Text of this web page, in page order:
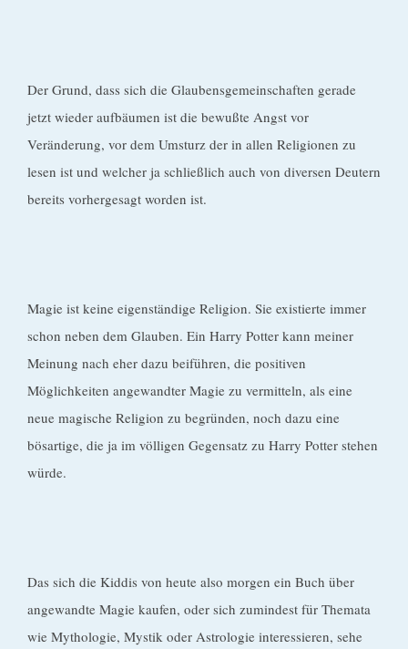
Der Grund, dass sich die Glaubensgemeinschaften gerade
jetzt wieder aufbäumen ist die bewußte Angst vor
Veränderung, vor dem Umsturz der in allen Religionen zu
lesen ist und welcher ja schließlich auch von diversen Deutern
bereits vorhergesagt worden ist.
Magie ist keine eigenständige Religion. Sie existierte immer
schon neben dem Glauben. Ein Harry Potter kann meiner
Meinung nach eher dazu beiführen, die positiven
Möglichkeiten angewandter Magie zu vermitteln, als eine
neue magische Religion zu begründen, noch dazu eine
bösartige, die ja im völligen Gegensatz zu Harry Potter stehen
würde.
Das sich die Kiddis von heute also morgen ein Buch über
angewandte Magie kaufen, oder sich zumindest für Themata
wie Mythologie, Mystik oder Astrologie interessieren, sehe